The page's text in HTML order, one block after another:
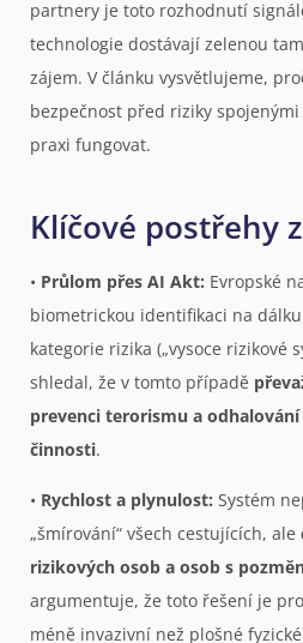
partnery je toto rozhodnutí
technologie dostávají zelenou
zájem. V článku vysvětlujeme,
bezpečnost před riziky
praxi fungovat.
Klíčové postřehy
• Průlom přes AI Akt: Evropské
biometrickou identifikaci na
kategorie rizika („vysoce rizikové
shledal, že v tomto případě
prevenci terorismu a
činnosti.
• Rychlost a plynulost: Systém
„šmírování“ všech cestujících, ale
rizikových osob a osob s
argumentuje, že toto řešení je
méně invazivní než plošné